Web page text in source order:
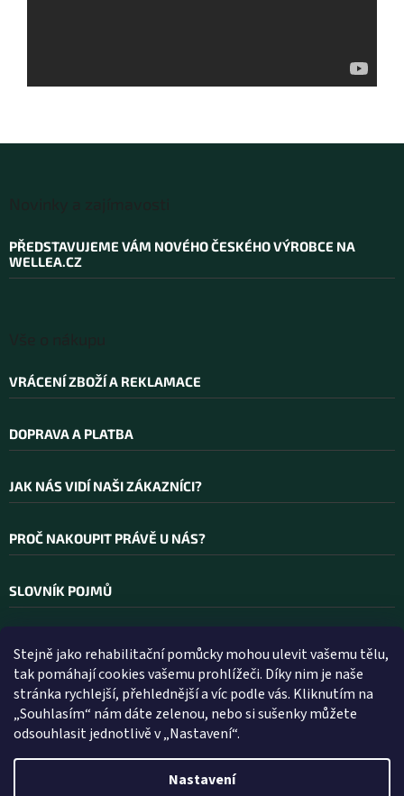
Stejně jako rehabilitační pomůcky mohou ulevit vašemu tělu,
tak pomáhají cookies vašemu prohlížeči. Díky nim je naše
stránka rychlejší, přehlednější a víc podle vás. Kliknutím na
„Souhlasím“ nám dáte zelenou, nebo si sušenky můžete
odsouhlasit jednotlivě v „Nastavení“.
Nastavení
PŘEDSTAVUJEME VÁM NOVÉHO ČESKÉHO VÝROBCE NA
WELLEA.CZ
VRÁCENÍ ZBOŽÍ A REKLAMACE
DOPRAVA A PLATBA
JAK NÁS VIDÍ NAŠI ZÁKAZNÍCI?
PROČ NAKOUPIT PRÁVĚ U NÁS?
SLOVNÍK POJMŮ
Kontakt
INFO@WELLEA.CZ
800 200 900
602 112 602